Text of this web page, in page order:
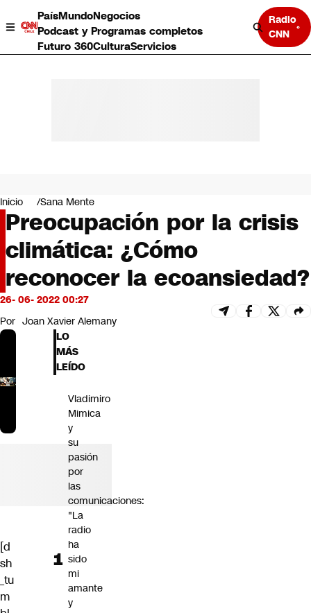
PaísMundoNegocios
Podcast y Programas completos
Futuro 360CulturaServicios
Radio
CNN
Negocios
Deportes
Programas completos
Cultura
Servicios
Bits
CNN tiempo
Futuro 360
Opinión
Inicio Sana Mente
Preocupación por la crisis
climática: ¿Cómo
reconocer la ecoansiedad?
26- 06- 2022 00:27
Por Joan Xavier Alemany
[d
sh
_tu
m
LO
MÁS
LEÍDO
Vladimiro
Mimica
y
su
pasión
por
las
comunicaciones:
"La
radio
ha
sido
mi
amante
y